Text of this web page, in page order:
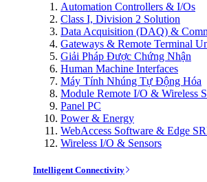
Automation Controllers & I/Os
Class I, Division 2 Solution
Data Acquisition (DAQ) &
Gateways & Remote Terminal
Giải Pháp Được Chứng Nhận
Human Machine Interfaces
Máy Tính Nhúng Tự Động Hóa
Module Remote I/O & Wireless
Panel PC
Power & Energy
WebAccess Software & Edge
Wireless I/O & Sensors
Intelligent Connectivity